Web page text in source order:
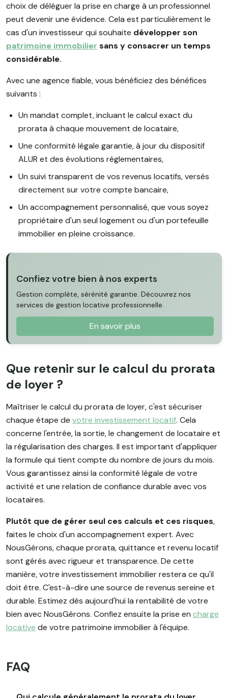
choix de déléguer la prise en charge à un professionnel
peut devenir une évidence. Cela est particulièrement le
cas d'un investisseur qui souhaite développer son
patrimoine immobilier sans y consacrer un temps
considérable.
Avec une agence fiable, vous bénéficiez des bénéfices
suivants :
Un mandat complet, incluant le calcul exact du
prorata à chaque mouvement de locataire,
Une conformité légale garantie, à jour du dispositif
ALUR et des évolutions réglementaires,
Un suivi transparent de vos revenus locatifs, versés
directement sur votre compte bancaire,
Un accompagnement personnalisé, que vous soyez
propriétaire d'un seul logement ou d'un portefeuille
immobilier en pleine croissance.
Confiez votre bien à nos experts
Gestion complète, sérénité garantie. Découvrez nos
services de gestion locative professionnelle.
En savoir plus
Que retenir sur le calcul du prorata
de loyer ?
Maîtriser le calcul du prorata de loyer, c'est sécuriser
chaque étape de votre investissement locatif. Cela
concerne l'entrée, la sortie, le changement de locataire et
la régularisation des charges. Il est important d'appliquer
la formule qui tient compte du nombre de jours du mois.
Vous garantissez ainsi la conformité légale de votre
activité et une relation de confiance durable avec vos
locataires.
Plutôt que de gérer seul ces calculs et ces risques,
faites le choix d'un accompagnement expert. Avec
NousGérons, chaque prorata, quittance et revenu locatif
sont gérés avec rigueur et transparence. De cette
manière, votre investissement immobilier restera ce qu'il
doit être. C'est-à-dire une source de revenus sereine et
durable. Estimez dès aujourd'hui la rentabilité de votre
bien avec NousGérons. Confiez ensuite la prise en charge
locative de votre patrimoine immobilier à l'équipe.
FAQ